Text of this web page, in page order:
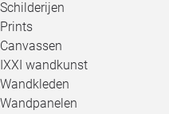
Schilderijen
Prints
Canvassen
IXXI wandkunst
Wandkleden
Wandpanelen